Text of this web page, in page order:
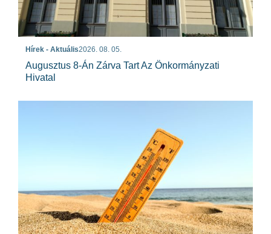
Hírek - Aktuális2026. 08. 05.
Augusztus 8-Án Zárva Tart Az Önkormányzati
Hivatal